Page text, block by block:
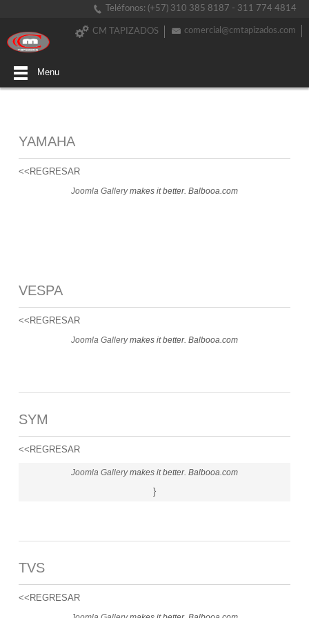
Teléfonos: (+57) 310 385 8187 - 311 774 4814
comercial@cmtapizados.com
CM TAPIZADOS
Menu
YAMAHA
<<REGRESAR
Joomla Gallerymakes it better. Balbooa.com
VESPA
<<REGRESAR
Joomla Gallerymakes it better. Balbooa.com
SYM
<<REGRESAR
Joomla Gallerymakes it better. Balbooa.com
}
TVS
<<REGRESAR